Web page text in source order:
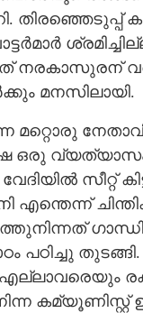
നരകാസുരന്
മനസിലായി.
മറ്റൊരു
ഒരു
സീറ്റ്
എന്തെന്ന്
പഠിച്ചു
കമ്യൂണിസ്റ്റ്